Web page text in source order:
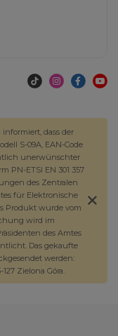
informiert, dass der
S-09A, EAN-Code
unerwünschter
PN-ETSI EN 301 357
des Zentralen
für Elektronische
Produkt wurde vom
wird im
des Amtes
Das gekaufte
werden:
Zielona Góra.